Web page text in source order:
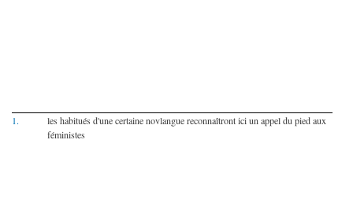
1.
les habitués d'une certaine novlangue reconnaîtront ici un appel du pied aux
féministes